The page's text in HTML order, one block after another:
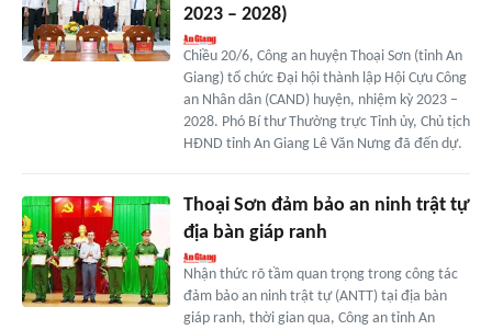
2023 – 2028)
Chiều 20/6, Công an huyện Thoại Sơn (tỉnh An
Giang) tổ chức Đại hội thành lập Hội Cựu Công
an Nhân dân (CAND) huyện, nhiệm kỳ 2023 –
2028. Phó Bí thư Thường trực Tỉnh ủy, Chủ tịch
HĐND tỉnh An Giang Lê Văn Nưng đã đến dự.
Thoại Sơn đảm bảo an ninh trật tự
địa bàn giáp ranh
Nhận thức rõ tầm quan trọng trong công tác
đảm bảo an ninh trật tự (ANTT) tại địa bàn
giáp ranh, thời gian qua, Công an tỉnh An